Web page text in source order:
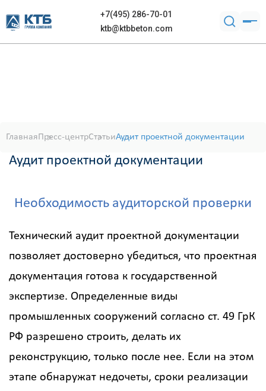
+7(495) 286-70-01
ktb@ktbbeton.com
ГлавнаяПресс-центрСтатьиАудит проектной документации
Аудит проектной документации
Необходимость аудиторской проверки
Технический аудит проектной документации
позволяет достоверно убедиться, что проектная
документация готова к государственной
экспертизе. Определенные виды
промышленных сооружений согласно ст. 49 ГрК
РФ разрешено строить, делать их
реконструкцию, только после нее. Если на этом
этапе обнаружат недочеты, сроки реализации